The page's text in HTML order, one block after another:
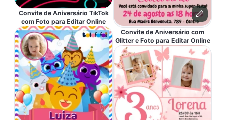
Convite de Aniversário TikTok
com Foto para Editar Online
Convite de Aniversário com
Glitter e Foto para Editar Online